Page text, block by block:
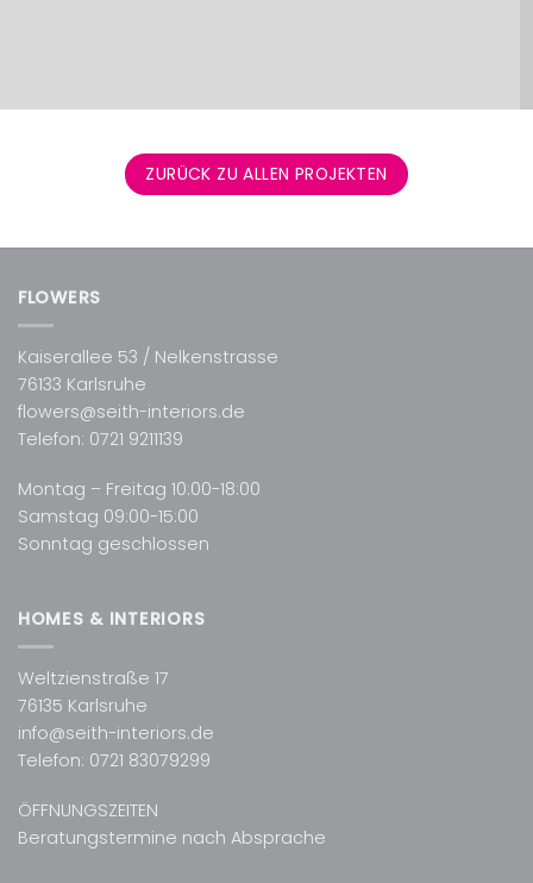
ZURÜCK ZU ALLEN PROJEKTEN
FLOWERS
Kaiserallee 53 / Nelkenstrasse
76133 Karlsruhe
flowers@seith-interiors.de
Telefon: 0721 9211139
Montag – Freitag 10:00-18:00
Samstag 09:00-15:00
Sonntag geschlossen
HOMES & INTERIORS
Weltzienstraße 17
76135 Karlsruhe
info@seith-interiors.de
Telefon: 0721 83079299
ÖFFNUNGSZEITEN
Beratungstermine nach Absprache